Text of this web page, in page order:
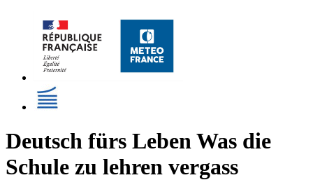
Deutsch fürs Leben Was die
Schule zu lehren vergass